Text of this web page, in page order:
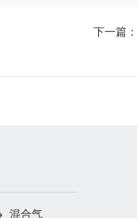
下一篇：
→ 混合气